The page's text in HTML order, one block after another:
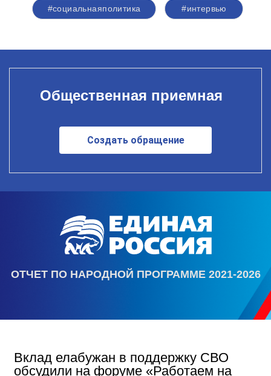
#социальнаяполитика #интервью
Общественная приемная
Создать обращение
ОТЧЕТ ПО НАРОДНОЙ ПРОГРАММЕ 2021-2026
Вклад елабужан в поддержку СВО
обсудили на форуме «Работаем на